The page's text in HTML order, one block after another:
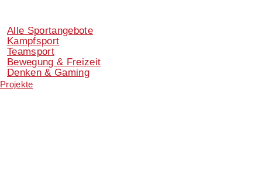
Alle Sportangebote
Kampfsport
Teamsport
Bewegung & Freizeit
Denken & Gaming
Projekte